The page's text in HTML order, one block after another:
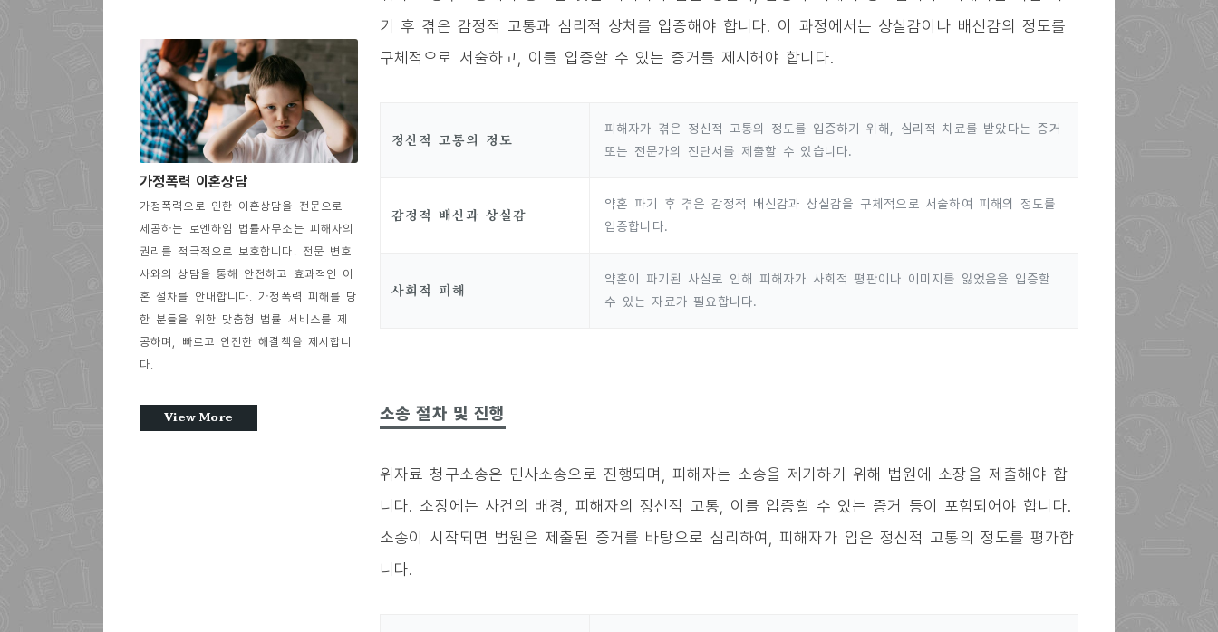
가정폭력 이혼상담
가정폭력으로 인한 이혼상담을 전문으로
제공하는 로엔하임 법률사무소는 피해자의
권리를 적극적으로 보호합니다. 전문 변호
사와의 상담을 통해 안전하고 효과적인 이
혼 절차를 안내합니다. 가정폭력 피해를 당
한 분들을 위한 맞춤형 법률 서비스를 제
공하며, 빠르고 안전한 해결책을 제시합니
다.
View More
기 후 겪은 감정적 고통과 심리적 상처를 입증해야 합니다. 이 과정에서는 상실감이나 배신감의 정도를
구체적으로 서술하고, 이를 입증할 수 있는 증거를 제시해야 합니다.
정신적 고통의 정도
피해자가 겪은 정신적 고통의 정도를 입증하기 위해, 심리적 치료를 받았다는 증거
또는 전문가의 진단서를 제출할 수 있습니다.
감정적 배신과 상실감
약혼 파기 후 겪은 감정적 배신감과 상실감을 구체적으로 서술하여 피해의 정도를
입증합니다.
사회적 피해
약혼이 파기된 사실로 인해 피해자가 사회적 평판이나 이미지를 잃었음을 입증할
수 있는 자료가 필요합니다.
소송 절차 및 진행
위자료 청구소송은 민사소송으로 진행되며, 피해자는 소송을 제기하기 위해 법원에 소장을 제출해야 합
니다. 소장에는 사건의 배경, 피해자의 정신적 고통, 이를 입증할 수 있는 증거 등이 포함되어야 합니다.
소송이 시작되면 법원은 제출된 증거를 바탕으로 심리하여, 피해자가 입은 정신적 고통의 정도를 평가합
니다.